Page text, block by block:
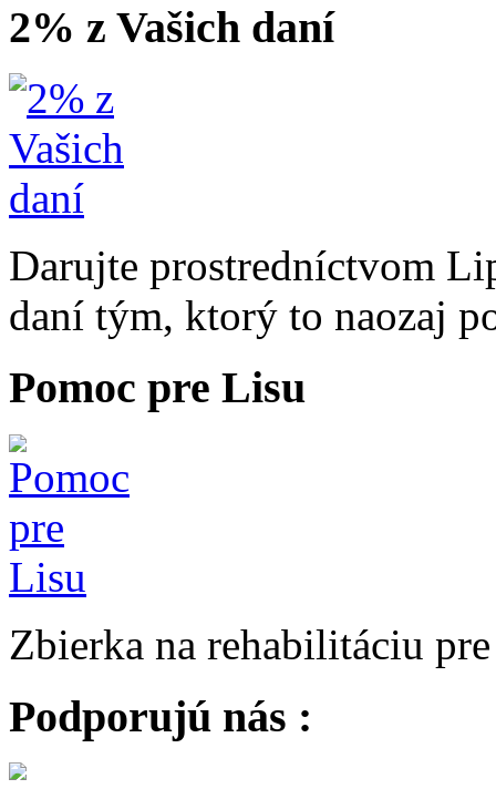
2% z Vašich daní
Darujte prostredníctvom
daní tým, ktorý to naozaj
Pomoc pre Lisu
Zbierka na rehabilitáciu
Podporujú nás :